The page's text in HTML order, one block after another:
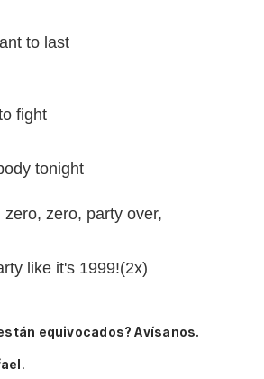
to last
fight
tonight
zero, party over,
like it's 1999!(2x)
equivocados? Avísanos.
.